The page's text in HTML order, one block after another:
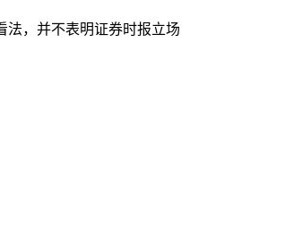
法，并不表明证券时报立场